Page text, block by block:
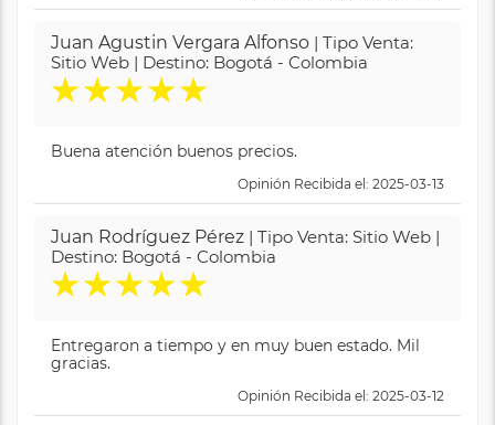
Juan Agustin Vergara Alfonso | Tipo Venta:
Sitio Web | Destino: Bogotá - Colombia
★★★★★
Buena atención buenos precios.
Opinión Recibida el: 2025-03-13
Juan Rodríguez Pérez | Tipo Venta: Sitio Web |
Destino: Bogotá - Colombia
★★★★★
Entregaron a tiempo y en muy buen estado. Mil
gracias.
Opinión Recibida el: 2025-03-12